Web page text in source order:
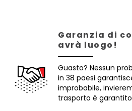
Garanzia di
avrà luogo!
Guasto? Nessun
in 38 paesi
improbabile,
trasporto è